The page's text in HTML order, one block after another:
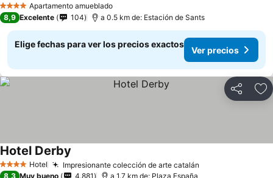
4 EstrellasApartamento amueblado
8,9 Excelente 104 a 0.5 km de: Estación de Sants
Elige fechas para ver los precios exactos
Ver precios
Compartir
4 EstrellasHotel Impresionante colección de arte catalán
Hotel Derby
8,3 Muy bueno 4.881 a 1.7 km de: Plaza España